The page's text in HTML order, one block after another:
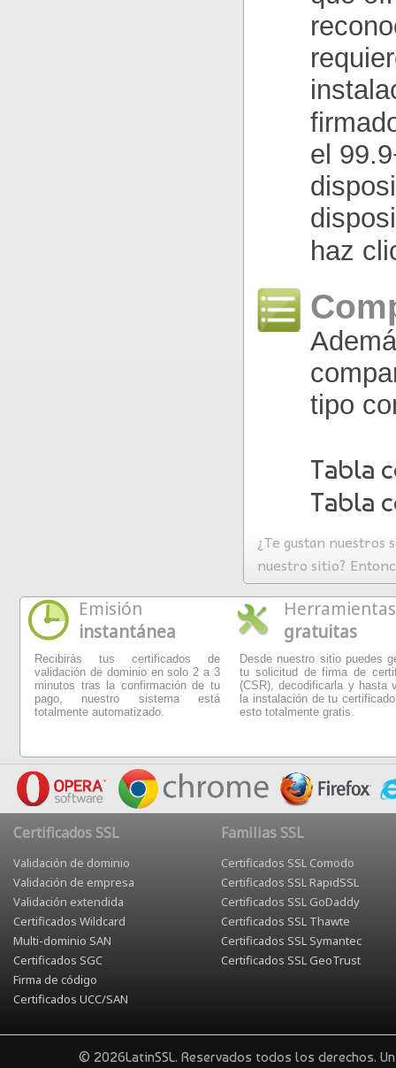
el
haz
tipo
Tabla
Tabla
¿Te gustan nuestros
nuestro sitio?
Emisión
instantánea
Recibirás tus certificados de
validación de dominio en solo 2 a 3
minutos tras la confirmación de tu
pago, nuestro sistema está
totalmente automatizado.
Herramientas
gratuitas
Desde nuestro sitio puedes
tu solicitud de firma de
(CSR), decodificarla y hasta
la instalación de tu
esto totalmente gratis.
Certificados SSL
Validación de dominio
Validación de empresa
Validación extendida
Certificados Wildcard
Multi-dominio SAN
Certificados SGC
Firma de código
Certificados UCC/SAN
Familias SSL
Certificados SSL Comodo
Certificados SSL RapidSSL
Certificados SSL GoDaddy
Certificados SSL Thawte
Certificados SSL Symantec
Certificados SSL GeoTrust
© 2026LatinSSL. Reservados todos los derechos.